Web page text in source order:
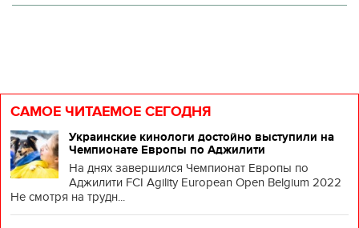
САМОЕ ЧИТАЕМОЕ СЕГОДНЯ
Украинские кинологи достойно выступили на
Чемпионате Европы по Аджилити
На днях завершился Чемпионат Европы по
Аджилити FCI Agility European Open Belgium 2022
Не смотря на трудн...